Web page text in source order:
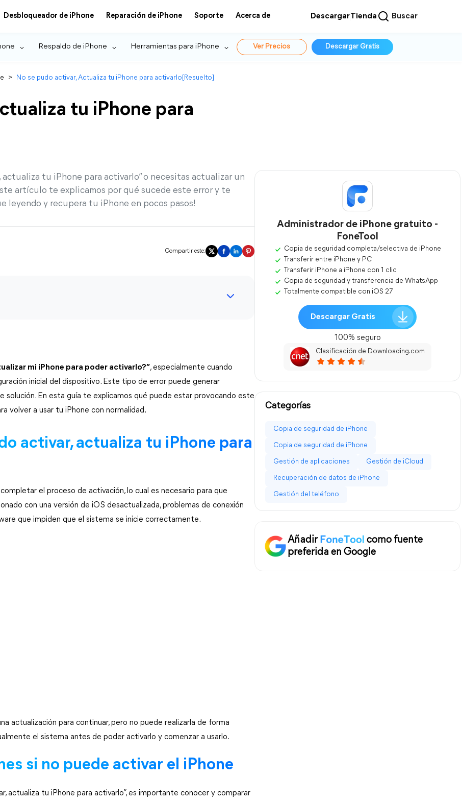
Desbloqueador de iPhone Reparación de iPhone Soporte Acerca de DescargarTienda Buscar
Respaldo de iPhone Herramientas para iPhone Ver Precios Descargar Gratis
> No se pudo activar, Actualiza tu iPhone para activarlo[Resuelto]
tu iPhone para
tu iPhone para activarlo” o necesitas actualizar un
artículo te explicamos por qué sucede este error y te
leyendo y recupera tu iPhone en pocos pasos!
Compartir este:
mi iPhone para poder activarlo?”, especialmente cuando
inicial del dispositivo. Este tipo de error puede generar
En esta guía te explicamos qué puede estar provocando este
volver a usar tu iPhone con normalidad.
activar, actualiza tu iPhone para
el proceso de activación, lo cual es necesario para que
con una versión de iOS desactualizada, problemas de conexión
que impiden que el sistema se inicie correctamente.
actualización para continuar, pero no puede realizarla de forma
el sistema antes de poder activarlo y comenzar a usarlo.
si no puede activar el iPhone
actualiza tu iPhone para activarlo”, es importante conocer y comparar
Administrador de iPhone gratuito -
FoneTool
Copia de seguridad completa/selectiva de iPhone
Transferir entre iPhone y PC
Transferir iPhone a iPhone con 1 clic
Copia de seguridad y transferencia de WhatsApp
Totalmente compatible con iOS 27
Descargar Gratis
100% seguro
Clasificación de Downloading.com
Categorías
Copia de seguridad de iPhone
Copia de seguridad de iPhone
Gestión de aplicaciones Gestión de iCloud
Recuperación de datos de iPhone
Gestión del teléfono
Añadir
como fuente
preferida en Google